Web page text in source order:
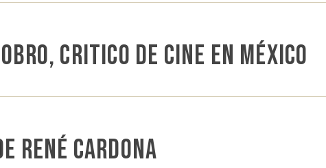
critico de cine en México
René Cardona